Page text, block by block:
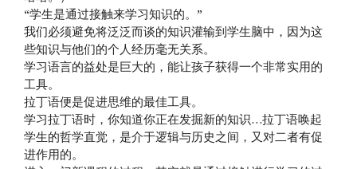
“学生是通过接触来学习知识的。”
我们必须避免将泛泛而谈的知识灌输到学生脑中，因为这
些知识与他们的个人经历毫无关系。
学习语言的益处是巨大的，能让孩子获得一个非常实用的
工具。
拉丁语便是促进思维的最佳工具。
学习拉丁语时，你知道你正在发掘新的知识…拉丁语唤起
学生的哲学直觉，是介于逻辑与历史之间，又对二者有促
进作用的。